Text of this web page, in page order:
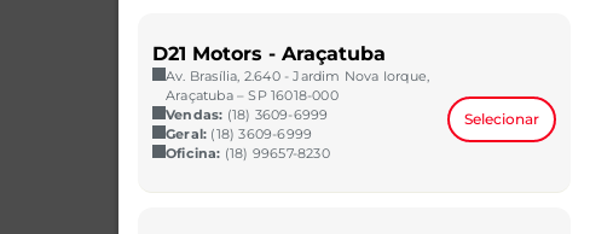
D21 Motors - Araçatuba
Av. Brasília, 2.640 - Jardim Nova Iorque,
Araçatuba – SP 16018-000
Vendas: (18) 3609-6999
Geral: (18) 3609-6999
Oficina: (18) 99657-8230
Selecionar